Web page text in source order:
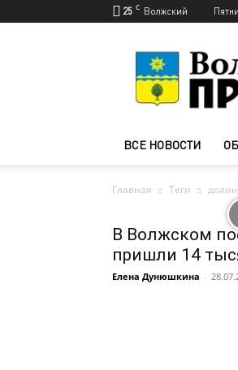
25 C Волжский
ВСЕ НОВОСТИ
Главная Теги
В Волжском
пришли 14
Елена Дунюшкина -